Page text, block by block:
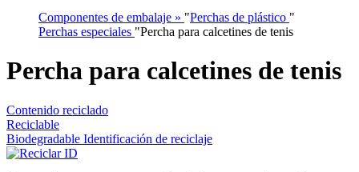
Componentes de embalaje » "Perchas de plástico "
Perchas especiales "Percha para calcetines de tenis
Percha para calcetines de tenis
Contenido reciclado
Reciclable
Biodegradable Identificación de reciclaje